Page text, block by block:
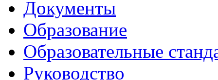
Документы
Образование
Образовательные
Руководство